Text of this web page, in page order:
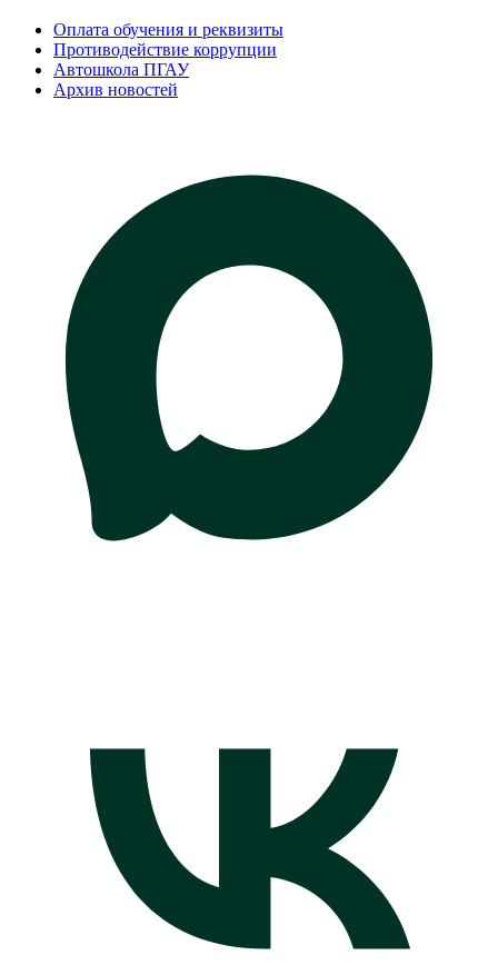
Оплата обучения и реквизиты
Противодействие коррупции
Автошкола ПГАУ
Архив новостей